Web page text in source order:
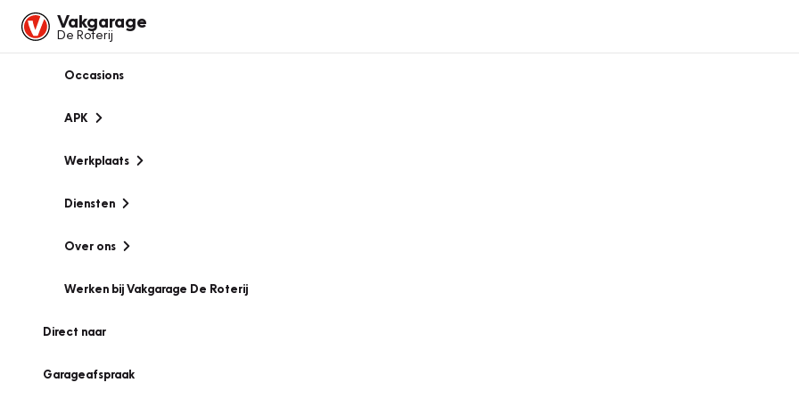
Vakgarage
De Roterij
Occasions
APK
Werkplaats
Diensten
Over ons
Werken bij Vakgarage De Roterij
Direct naar
Garageafspraak